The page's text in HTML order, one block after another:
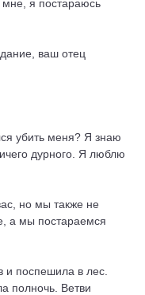
я постараюсь
ваш отец
убить меня? Я знаю
дурного. Я люблю
но мы также не
а мы постараемся
и поспешила в лес.
полночь. Ветви